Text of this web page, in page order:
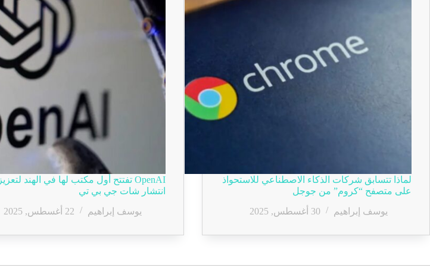
لماذا تتسابق شركات الذكاء الاصطناعي للاستحواذ
على متصفح “كروم” من جوجل
يوسف إبراهيم
30 أغسطس, 2025
OpenAI تفتتح أول مكتب لها في الهند لتعزيز
انتشار شات جي بي تي
يوسف إبراهيم
22 أغسطس, 2025